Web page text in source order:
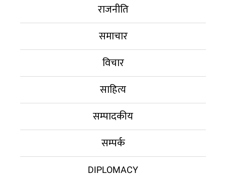
राजनीति
समाचार
विचार
साहित्य
सम्पादकीय
सम्पर्क
DIPLOMACY